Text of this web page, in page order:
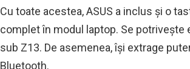
Cu toate acestea, ASUS a inclus și o
complet în modul laptop. Se
sub Z13. De asemenea, își extrage
Bluetooth.